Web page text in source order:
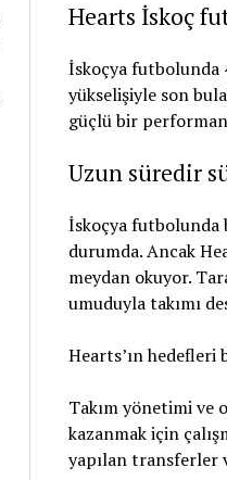
Hearts İskoç
İskoçya futbolunda
yükselişiyle son
güçlü bir
Uzun süredir
İskoçya futbolunda
durumda. Ancak
meydan okuyor.
umuduyla takımı
Hearts’ın hedefleri
Takım yönetimi ve
kazanmak için
yapılan transferler